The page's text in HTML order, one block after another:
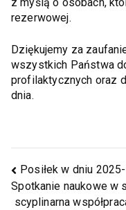
rezerwowej.
Dziękujemy za
wszystkich Państwa
profilaktycznych oraz
dnia.
Posiłek w dniu
Spotkanie naukowe w
scyplinarna